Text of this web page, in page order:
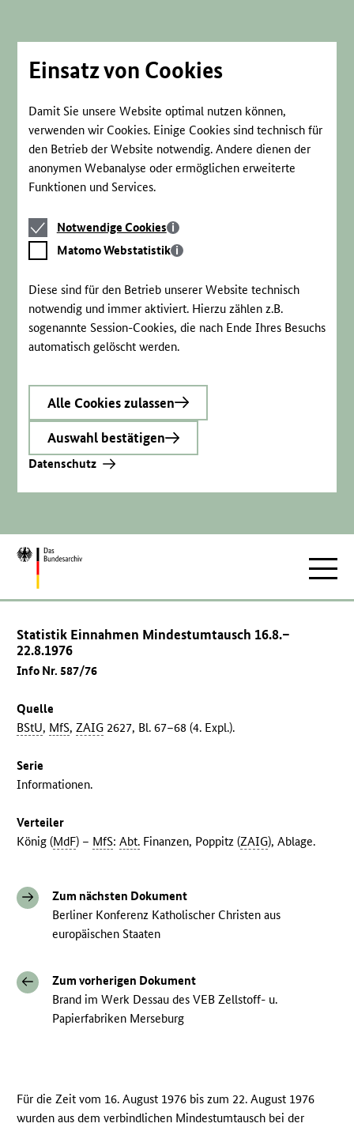
Einsatz von Cookies
Damit Sie unsere Website optimal nutzen können,
verwenden wir Cookies. Einige Cookies sind technisch für
den Betrieb der Website notwendig. Andere dienen der
anonymen Webanalyse oder ermöglichen erweiterte
Funktionen und Services.
Notwendige
Cookies
Notwendige Cookies
Matomo
Webstatistik
Matomo Webstatistik
Diese sind für den Betrieb unserer Website technisch
notwendig und immer aktiviert. Hierzu zählen z.B.
sogenannte Session-Cookies, die nach Ende Ihres Besuchs
automatisch gelöscht werden.
Alle Cookies zulassen
Auswahl bestätigen
Datenschutz
Zur
Statistik Einnahmen Mindestumtausch 16.8.–
22.8.1976
Info Nr. 587/76
Quelle
BStU, MfS,ZAIG 2627, Bl. 67–68 (4. Expl.).
Serie
Informationen.
Verteiler
König (MdF) – MfS:Abt. Finanzen, Poppitz (ZAIG), Ablage.
Zum nächsten Dokument
Berliner Konferenz Katholischer Christen aus
europäischen Staaten
Zum vorherigen Dokument
Brand im Werk Dessau des VEB Zellstoff- u.
Papierfabriken Merseburg
Für die Zeit vom 16. August 1976 bis zum 22. August 1976
wurden aus dem verbindlichen Mindestumtausch bei der